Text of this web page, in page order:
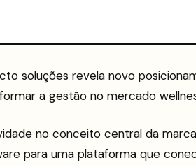
soluções revela novo
a gestão no mercado
no conceito central da
para uma plataforma que